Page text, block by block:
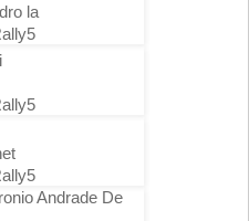
la
Andrade De